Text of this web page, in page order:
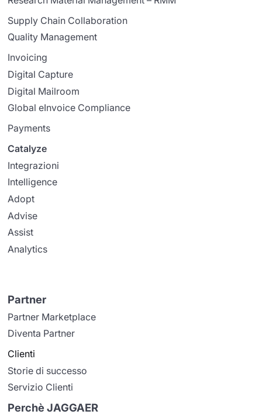
Supply Chain Collaboration
Quality Management
Invoicing
Digital Capture
Digital Mailroom
Global eInvoice Compliance
Payments
Catalyze
Integrazioni
Intelligence
Adopt
Advise
Assist
Analytics
Partner
Partner Marketplace
Diventa Partner
Clienti
Storie di successo
Servizio Clienti
Perchè JAGGAER